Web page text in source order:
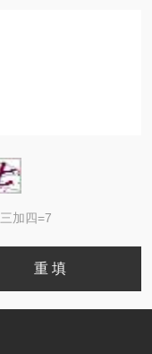
加四=7